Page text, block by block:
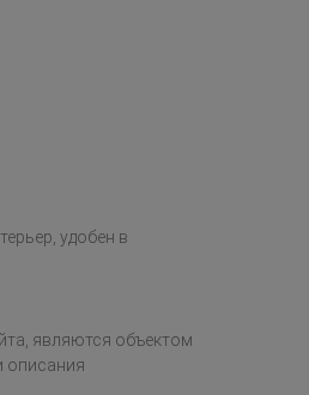
удобен в
являются объектом
описания